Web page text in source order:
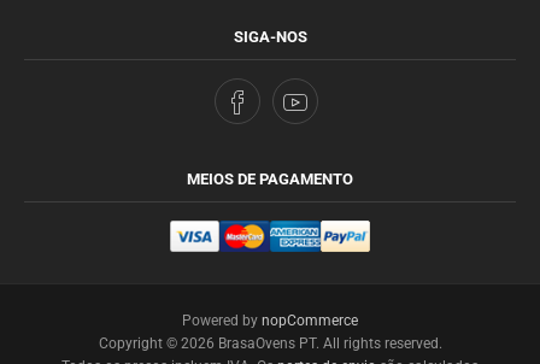
SIGA-NOS
MEIOS DE PAGAMENTO
Powered by nopCommerce
Copyright © 2026 BrasaOvens PT. All rights reserved.